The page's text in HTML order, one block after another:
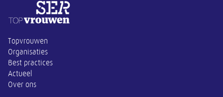
Overige informatie
Topvrouwen
Organisaties
Best practices
Actueel
Over ons